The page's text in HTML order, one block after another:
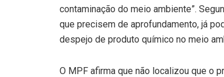
contaminação do meio ambiente”.
que precisem de aprofundamento, já
despejo de produto químico no meio
O MPF afirma que não localizou que o